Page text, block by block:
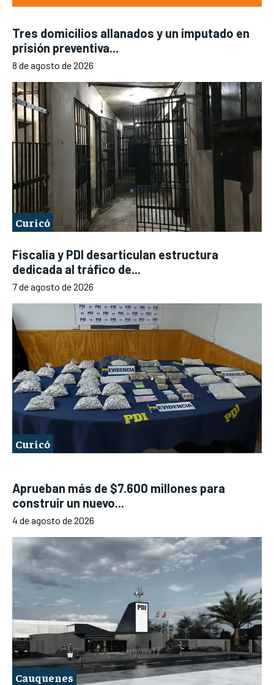
Tres domicilios allanados y un imputado en
prisión preventiva...
8 de agosto de 2026
Curicó
Fiscalía y PDI desarticulan estructura
dedicada al tráfico de...
7 de agosto de 2026
Curicó
Aprueban más de $7.600 millones para
construir un nuevo...
4 de agosto de 2026
Cauquenes